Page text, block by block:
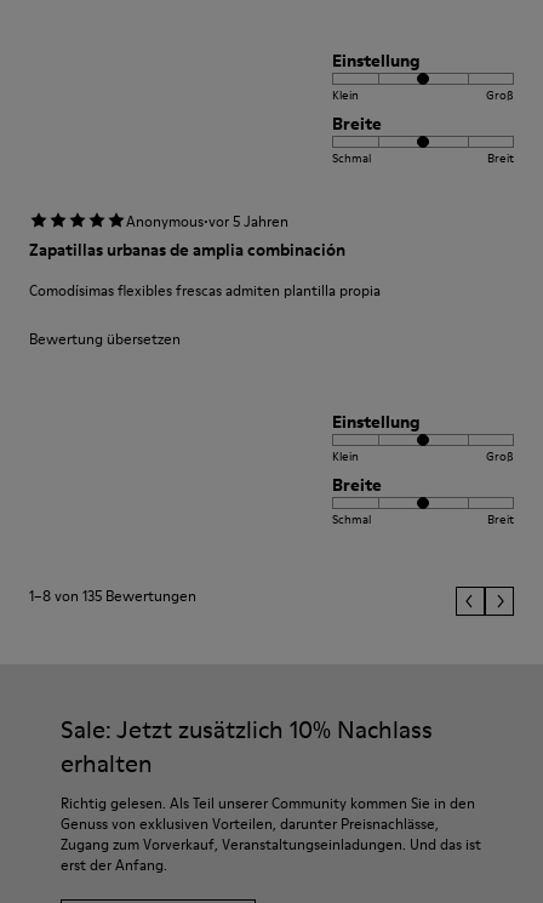
Einstellung
Klein Groß
Breite
Schmal Breit
Anonymous·vor 5 Jahren
Zapatillas urbanas de amplia combinación
Comodísimas flexibles frescas admiten plantilla propia
Bewertung übersetzen
Einstellung
Klein Groß
Breite
Schmal Breit
1–8 von 135 Bewertungen
Sale: Jetzt zusätzlich 10% Nachlass
erhalten
Richtig gelesen. Als Teil unserer Community kommen Sie in den
Genuss von exklusiven Vorteilen, darunter Preisnachlässe,
Zugang zum Vorverkauf, Veranstaltungseinladungen. Und das ist
erst der Anfang.